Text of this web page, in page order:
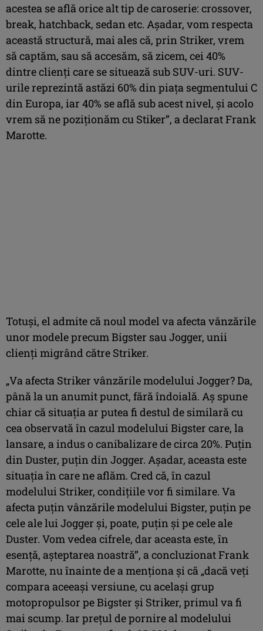
acestea se află orice alt tip de caroserie: crossover,
break, hatchback, sedan etc. Așadar, vom respecta
această structură, mai ales că, prin Striker, vrem
să captăm, sau să accesăm, să zicem, cei 40%
dintre clienți care se situează sub SUV-uri. SUV-
urile reprezintă astăzi 60% din piața segmentului C
din Europa, iar 40% se află sub acest nivel, și acolo
vrem să ne poziționăm cu Stiker”, a declarat Frank
Marotte.
Totuși, el admite că noul model va afecta vânzările
unor modele precum Bigster sau Jogger, unii
clienți migrând către Striker.
„Va afecta Striker vânzările modelului Jogger? Da,
până la un anumit punct, fără îndoială. Aș spune
chiar că situația ar putea fi destul de similară cu
cea observată în cazul modelului Bigster care, la
lansare, a indus o canibalizare de circa 20%. Puțin
din Duster, puțin din Jogger. Așadar, aceasta este
situația în care ne aflăm. Cred că, în cazul
modelului Striker, condițiile vor fi similare. Va
afecta puțin vânzările modelului Bigster, puțin pe
cele ale lui Jogger și, poate, puțin și pe cele ale
Duster. Vom vedea cifrele, dar aceasta este, în
esență, așteptarea noastră”, a concluzionat Frank
Marotte, nu înainte de a menționa și că „dacă veți
compara aceeași versiune, cu același grup
motopropulsor pe Bigster și Striker, primul va fi
mai scump. Iar prețul de pornire al modelului